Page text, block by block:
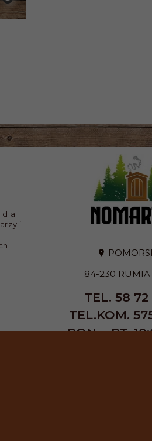
dla
i
84-230 RUMIA
TEL. 58
TEL.KOM.
PON. - PT.